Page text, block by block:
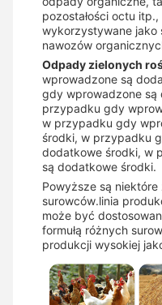
pozostałości octu
wykorzystywane jako
nawozów
Odpady zielonych
wprowadzone są
gdy wprowadzone są
przypadku gdy
w przypadku gdy
środki, w przypadku
dodatkowe środki, w
są dodatkowe środki.
Powyższe są
surowców.linia
może być
formułą różnych
produkcji wysokiej